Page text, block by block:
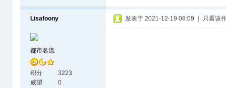
Lisafoony
都市名流
积分
3223
威望
0
发表于 2021-12-19 08:09 只看该